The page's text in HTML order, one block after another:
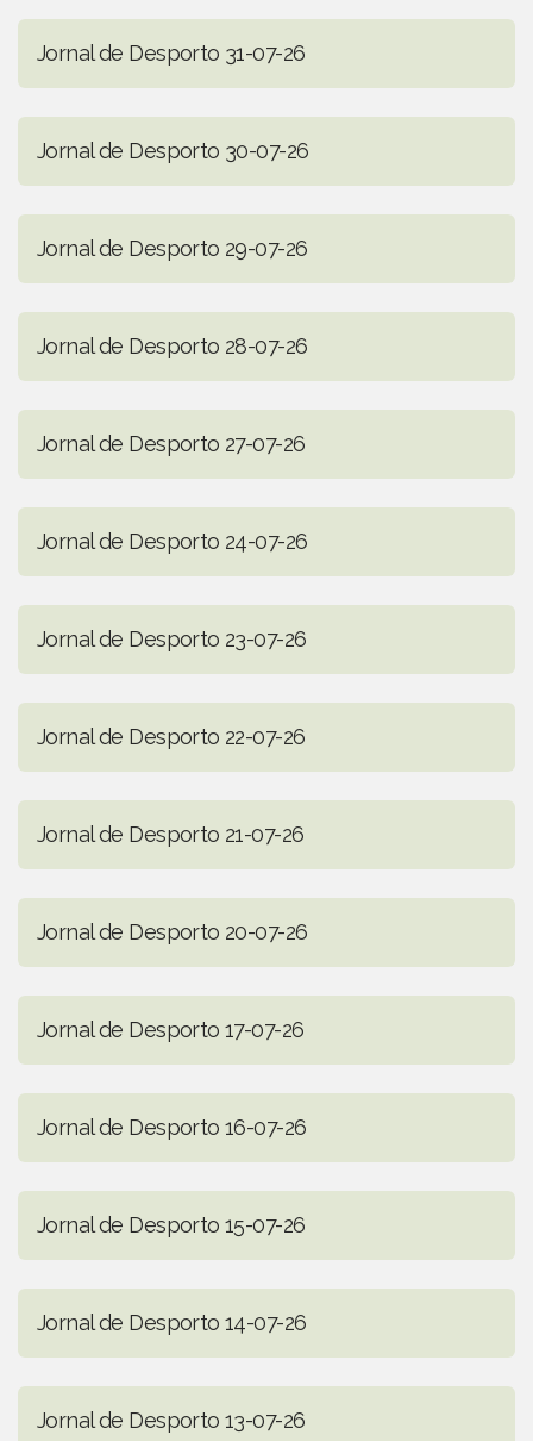
Jornal de Desporto 31-07-26
Jornal de Desporto 30-07-26
Jornal de Desporto 29-07-26
Jornal de Desporto 28-07-26
Jornal de Desporto 27-07-26
Jornal de Desporto 24-07-26
Jornal de Desporto 23-07-26
Jornal de Desporto 22-07-26
Jornal de Desporto 21-07-26
Jornal de Desporto 20-07-26
Jornal de Desporto 17-07-26
Jornal de Desporto 16-07-26
Jornal de Desporto 15-07-26
Jornal de Desporto 14-07-26
Jornal de Desporto 13-07-26